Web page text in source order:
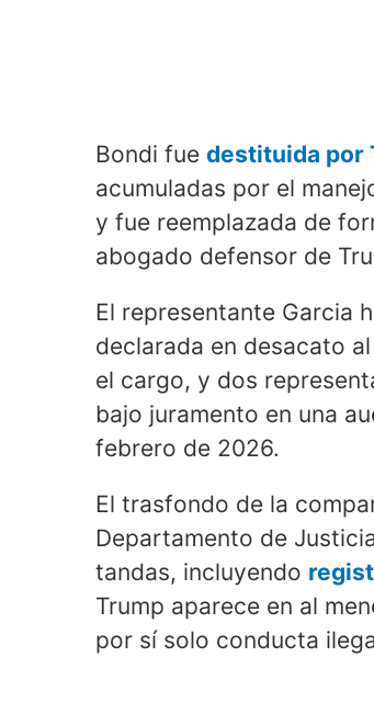
Bondi fue destituida por
acumuladas por el
y fue reemplazada de
abogado defensor de
El representante Garcia
declarada en desacato
el cargo, y dos
bajo juramento en una
febrero de 2026.
El trasfondo de la
Departamento de
tandas, incluyendo
Trump aparece en al
por sí solo conducta